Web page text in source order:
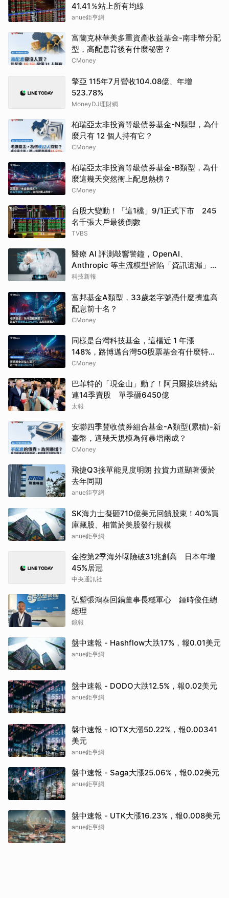
41.41％站上所有均線
anue鉅亨網
富蘭克林華美多重資產收益基金-南非幣分配
型，高配息背後有什麼秘密？
CMoney
擎亞 115年7月營收104.08億、年增
523.78%
MoneyDJ理財網
柏瑞亞太非投資等級債券基金-N類型，為什
麼只有 12 個人持有它？
CMoney
柏瑞亞太非投資等級債券基金-B類型，為什
麼這幾天突然衝上配息熱榜？
CMoney
台股大變動！「這1檔」9/1正式下市 245
名千張大戶最後倒數
TVBS
醫療 AI 評測敲響警鐘，OpenAI、
Anthropic 等主流模型皆陷「資訊遺漏」盲
點
科技新報
富邦基金A類型，33歲老字號憑什麼擠進高
配息前十名？
CMoney
同樣是台灣科技基金，這檔近 1 年漲
148%，路博邁台灣5G股票基金有什麼特
別？
CMoney
巴菲特的「現金山」動了！阿貝爾接班終結
連14季賣股 單季砸6450億
太報
安聯四季豐收債券組合基金-A類型(累積)-新
臺幣，這幾天規模為何暴增兩成？
CMoney
飛捷Q3接單能見度明朗 拉貨力道顯著優於
去年同期
anue鉅亨網
SK海力士擬砸710億美元回饋股東！40%買
庫藏股、相當於美股發行規模
anue鉅亨網
金控第2季海外曝險破31兆創高 日本年增
45%居冠
中央通訊社
弘塑張鴻泰回鍋董事長穩軍心 鍾時俊任總
經理
鏡報
盤中速報 - Hashflow大跌17%，報0.01美元
anue鉅亨網
盤中速報 - DODO大跌12.5%，報0.02美元
anue鉅亨網
盤中速報 - IOTX大漲50.22%，報0.00341
美元
anue鉅亨網
盤中速報 - Saga大漲25.06%，報0.02美元
anue鉅亨網
盤中速報 - UTK大漲16.23%，報0.008美元
anue鉅亨網